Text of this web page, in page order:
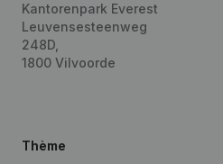
Kantorenpark Everest
Leuvensesteenweg
248D,
1800 Vilvoorde
Thème